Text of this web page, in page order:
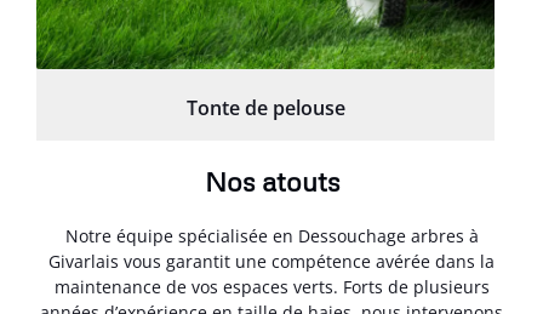
Tonte de pelouse
Nos atouts
Notre équipe spécialisée en Dessouchage arbres à
Givarlais vous garantit une compétence avérée dans la
maintenance de vos espaces verts. Forts de plusieurs